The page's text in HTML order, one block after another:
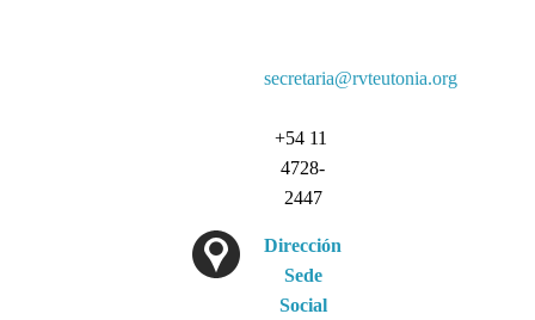
secretaria@rvteutonia.org
+54 11
4728-
2447
Dirección
Sede
Social